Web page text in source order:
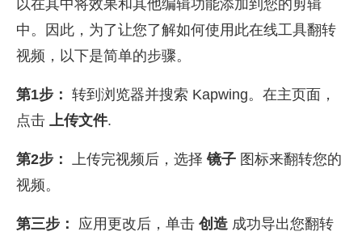
以在其中将效果和其他编辑功能添加到您的剪辑
中。因此，为了让您了解如何使用此在线工具翻转
视频，以下是简单的步骤。
第1步： 转到浏览器并搜索 Kapwing。在主页面，
点击
上传文件.
第2步： 上传完视频后，选择镜子 图标来翻转您的
视频。
第三步： 应用更改后，单击 创造 成功导出您翻转